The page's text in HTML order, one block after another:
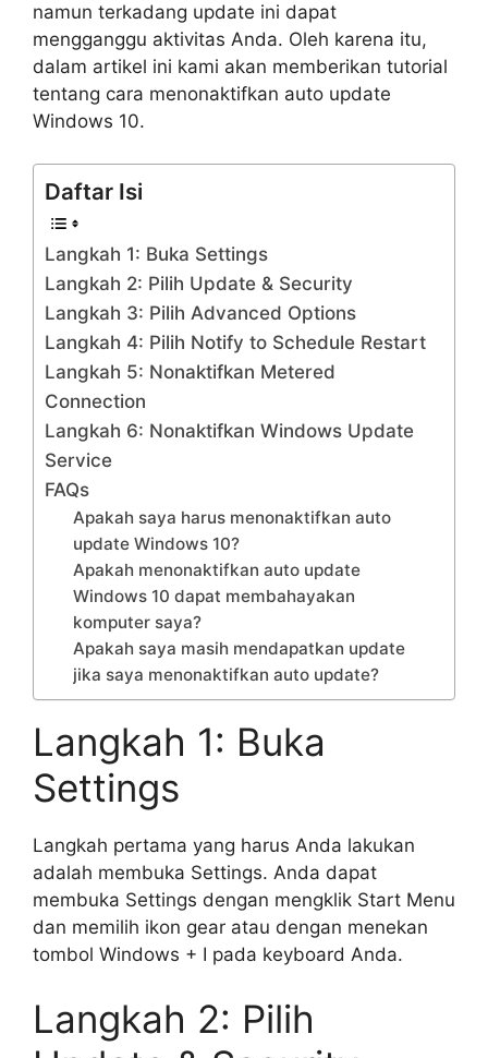
namun terkadang update ini dapat
mengganggu aktivitas Anda. Oleh karena itu,
dalam artikel ini kami akan memberikan tutorial
tentang cara menonaktifkan auto update
Windows 10.
Daftar Isi
Langkah 1: Buka Settings
Langkah 2: Pilih Update & Security
Langkah 3: Pilih Advanced Options
Langkah 4: Pilih Notify to Schedule Restart
Langkah 5: Nonaktifkan Metered
Connection
Langkah 6: Nonaktifkan Windows Update
Service
FAQs
Apakah saya harus menonaktifkan auto
update Windows 10?
Apakah menonaktifkan auto update
Windows 10 dapat membahayakan
komputer saya?
Apakah saya masih mendapatkan update
jika saya menonaktifkan auto update?
Langkah 1: Buka
Settings
Langkah pertama yang harus Anda lakukan
adalah membuka Settings. Anda dapat
membuka Settings dengan mengklik Start Menu
dan memilih ikon gear atau dengan menekan
tombol Windows + I pada keyboard Anda.
Langkah 2: Pilih